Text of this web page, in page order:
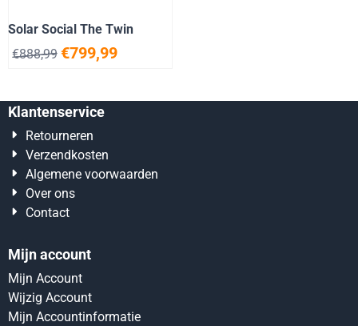
Solar Social The Twin
€888,99 €799,99
Klantenservice
Retourneren
Verzendkosten
Algemene voorwaarden
Over ons
Contact
Mijn account
Mijn Account
Wijzig Account
Mijn Accountinformatie